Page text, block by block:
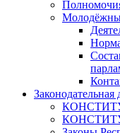
Законодательная